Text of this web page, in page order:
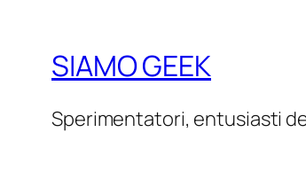
SIAMO GEEK
Sperimentatori, entusiasti